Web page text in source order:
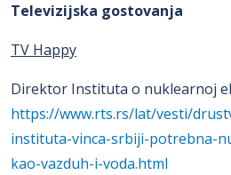
Televizijska gostovanja
TV Happy
Direktor Instituta o nuklearnoj
https://www.rts.rs/lat/vesti/
instituta-vinca-srbiji-potrebna-
kao-vazduh-i-voda.html